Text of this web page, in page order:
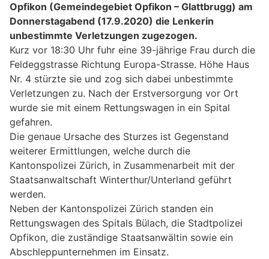
Opfikon (Gemeindegebiet Opfikon – Glattbrugg) am
Donnerstagabend (17.9.2020) die Lenkerin
unbestimmte Verletzungen zugezogen.
Kurz vor 18:30 Uhr fuhr eine 39-jährige Frau durch die
Feldeggstrasse Richtung Europa-Strasse. Höhe Haus
Nr. 4 stürzte sie und zog sich dabei unbestimmte
Verletzungen zu. Nach der Erstversorgung vor Ort
wurde sie mit einem Rettungswagen in ein Spital
gefahren.
Die genaue Ursache des Sturzes ist Gegenstand
weiterer Ermittlungen, welche durch die
Kantonspolizei Zürich, in Zusammenarbeit mit der
Staatsanwaltschaft Winterthur/Unterland geführt
werden.
Neben der Kantonspolizei Zürich standen ein
Rettungswagen des Spitals Bülach, die Stadtpolizei
Opfikon, die zuständige Staatsanwältin sowie ein
Abschleppunternehmen im Einsatz.